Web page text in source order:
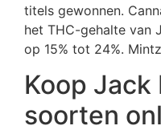
titels gewonnen.
het THC-gehalte van
op 15% tot 24%.
Koop
soorten